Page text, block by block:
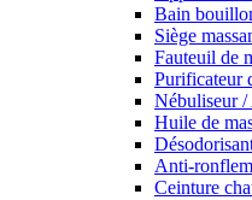
Bain
Siège
Fauteuil de
Purificateur
Nébuliseur /
Huile de
Anti-
Ceinture